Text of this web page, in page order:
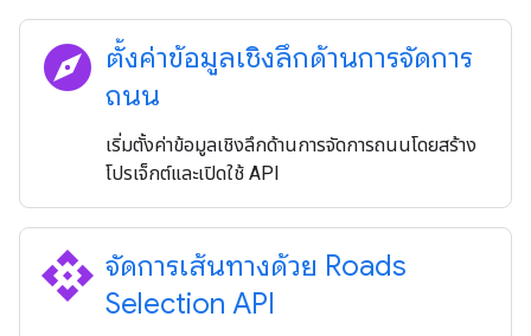
explore ตั้งค่าข้อมูลเชิงลึกด้านการจัดการ
ถนน
เริ่มตั้งค่าข้อมูลเชิงลึกด้านการจัดการถนนโดยสร้าง
โปรเจ็กต์และเปิดใช้ API
api จัดการเส้นทางด้วย Roads
Selection API